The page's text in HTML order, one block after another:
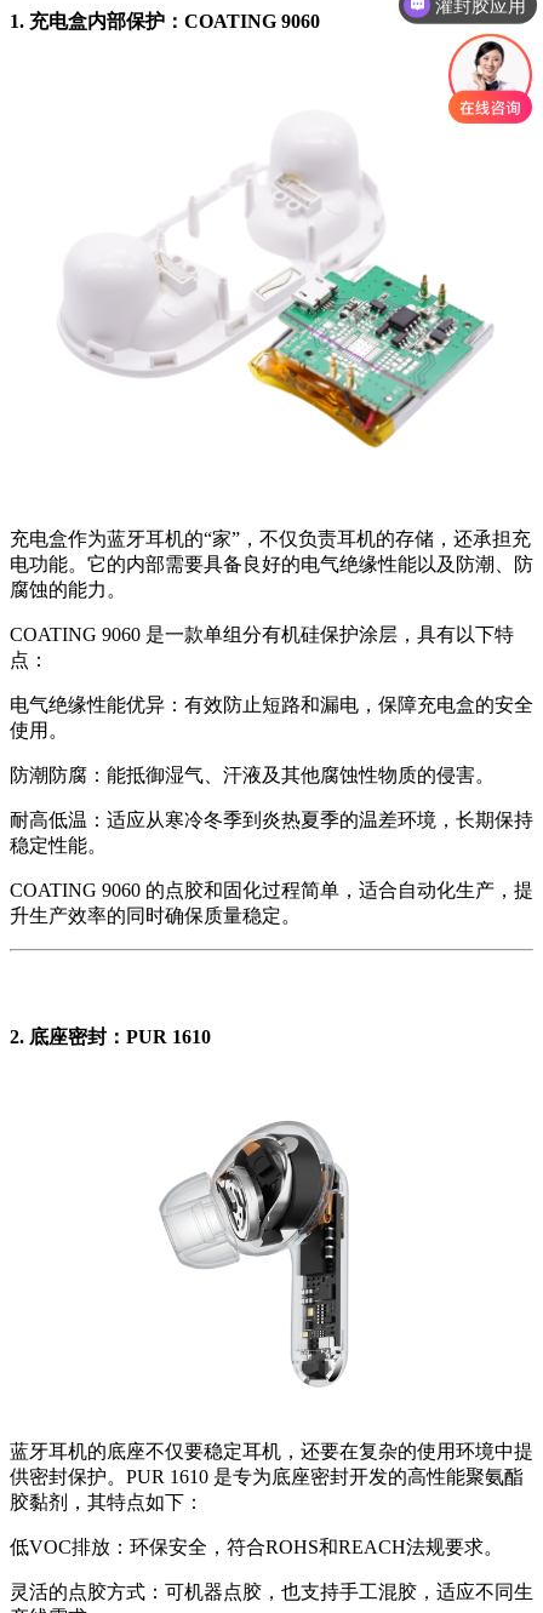
1. 充电盒内部保护：COATING 9060
充电盒作为蓝牙耳机的“家”，不仅负责耳机的存储，还承担充
电功能。它的内部需要具备良好的电气绝缘性能以及防潮、防
腐蚀的能力。
COATING 9060 是一款单组分有机硅保护涂层，具有以下特
点：
电气绝缘性能优异：有效防止短路和漏电，保障充电盒的安全
使用。
防潮防腐：能抵御湿气、汗液及其他腐蚀性物质的侵害。
耐高低温：适应从寒冷冬季到炎热夏季的温差环境，长期保持
稳定性能。
COATING 9060 的点胶和固化过程简单，适合自动化生产，提
升生产效率的同时确保质量稳定。
2. 底座密封：PUR 1610
蓝牙耳机的底座不仅要稳定耳机，还要在复杂的使用环境中提
供密封保护。PUR 1610 是专为底座密封开发的高性能聚氨酯
胶黏剂，其特点如下：
低VOC排放：环保安全，符合ROHS和REACH法规要求。
灵活的点胶方式：可机器点胶，也支持手工混胶，适应不同生
导热材料